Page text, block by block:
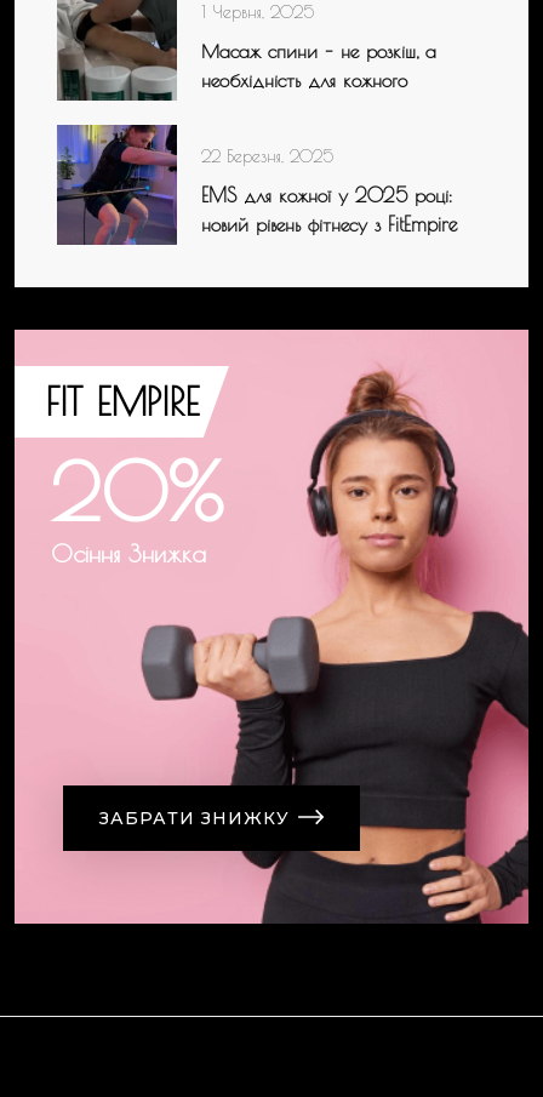
1 Червня, 2025
Масаж спини – не розкіш, а
необхідність для кожного
22 Березня, 2025
EMS для кожної у 2025 році:
новий рівень фітнесу з FitEmpire
FIT EMPIRE
20%
Осіння Знижка
ЗАБРАТИ ЗНИЖКУ